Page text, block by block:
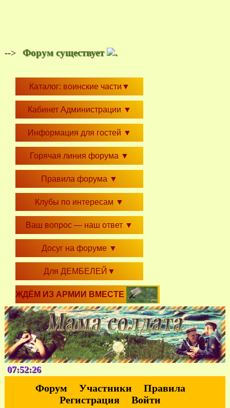
--> Форум существует .
Каталог: воинские части ▼
Кабинет Администрации ▼
Информация для гостей ▼
Горячая линия форума ▼
Правила форума ▼
Клубы по интересам ▼
Ваш вопрос — наш ответ ▼
Досуг на форуме ▼
Для ДЕМБЕЛЕЙ ▼
ЖДЁМ ИЗ АРМИИ ВМЕСТЕ
07:52:26
Форум Участники
Правила
Регистрация
Войти